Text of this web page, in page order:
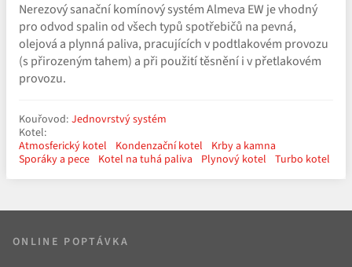
Nerezový sanační komínový systém Almeva EW je vhodný
pro odvod spalin od všech typů spotřebičů na pevná,
olejová a plynná paliva, pracujících v podtlakovém provozu
(s přirozeným tahem) a při použití těsnění i v přetlakovém
provozu.
Kouřovod: Jednovrstvý systém
Kotel:
Atmosferický kotel
Kondenzační kotel
Krby a kamna
Sporáky a pece Kotel na tuhá paliva Plynový kotel Turbo kotel
ONLINE POPTÁVKA